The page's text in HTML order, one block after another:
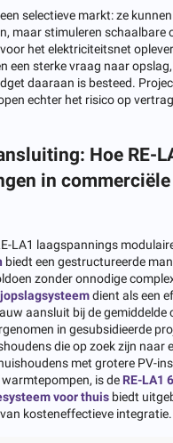
selectieve markt: ze
maar stimuleren schaalbare
het elektriciteitsnet
een sterke vraag naar
daaraan is besteed.
echter het risico op
Hoe RE-
in
LA1 laagspannings
biedt een gestructureerde
zonder onnodige
dient als een
aansluit bij de gemiddelde
in gesubsidieerde
die op zoek zijn naar
met grotere PV-
is de RE-LA1
voor thuis biedt
kosteneffectieve integratie.